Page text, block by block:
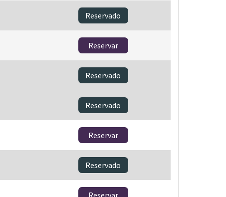
Reservado
Reservar
Reservado
Reservado
Reservar
Reservado
Reservar